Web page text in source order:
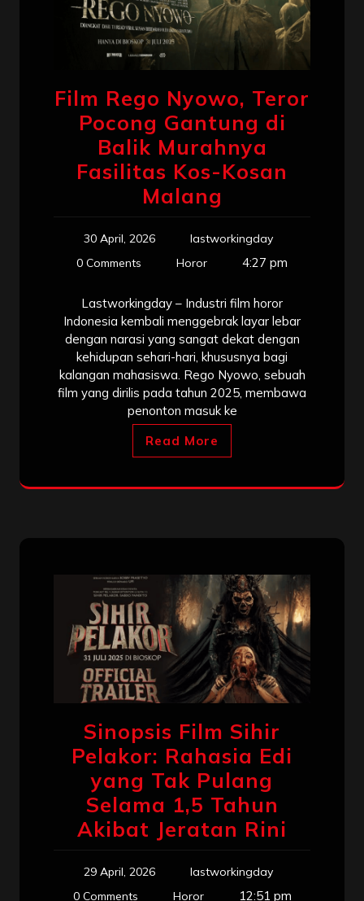
Film Rego Nyowo, Teror
Pocong Gantung di
Balik Murahnya
Fasilitas Kos-Kosan
Malang
30 April, 2026
lastworkingday
0 Comments
Horor 4:27 pm
Lastworkingday – Industri film horor
Indonesia kembali menggebrak layar lebar
dengan narasi yang sangat dekat dengan
kehidupan sehari-hari, khususnya bagi
kalangan mahasiswa. Rego Nyowo, sebuah
film yang dirilis pada tahun 2025, membawa
penonton masuk ke
Read More
Sinopsis Film Sihir
Pelakor: Rahasia Edi
yang Tak Pulang
Selama 1,5 Tahun
Akibat Jeratan Rini
29 April, 2026
lastworkingday
0 Comments
Horor 12:51 pm